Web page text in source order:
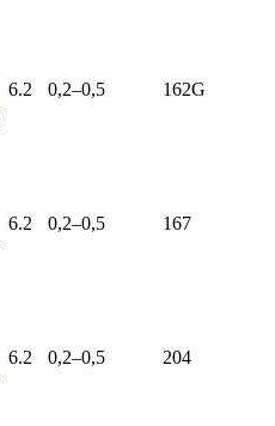
6.2 0,2–0,5 162G
6.2 0,2–0,5 167
6.2 0,2–0,5 204